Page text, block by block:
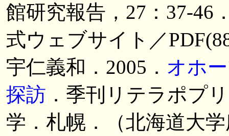
館研究報告，27：37-46
式ウェブサイト／
宇仁義和．2005． オホ
探訪 ．季刊リテラポプ
学．札幌．（北海道大